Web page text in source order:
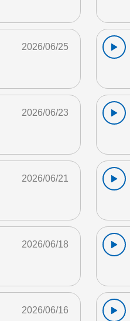
2026/06/25
2026/06/23
2026/06/21
2026/06/18
2026/06/16